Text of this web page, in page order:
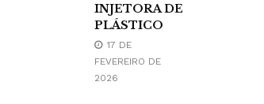
INJETORA DE
PLÁSTICO
17 DE
FEVEREIRO DE
2026